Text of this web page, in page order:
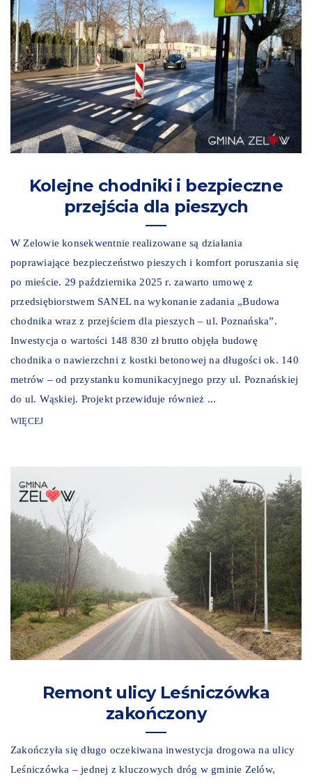
Kolejne chodniki i bezpieczne
przejścia dla pieszych
W Zelowie konsekwentnie realizowane są działania
poprawiające bezpieczeństwo pieszych i komfort poruszania się
po mieście. 29 października 2025 r. zawarto umowę z
przedsiębiorstwem SANEL na wykonanie zadania „Budowa
chodnika wraz z przejściem dla pieszych – ul. Poznańska”.
Inwestycja o wartości 148 830 zł brutto objęła budowę
chodnika o nawierzchni z kostki betonowej na długości ok. 140
metrów – od przystanku komunikacyjnego przy ul. Poznańskiej
do ul. Wąskiej. Projekt przewiduje również ...
WIĘCEJ
Remont ulicy Leśniczówka
zakończony
Zakończyła się długo oczekiwana inwestycja drogowa na ulicy
Leśniczówka – jednej z kluczowych dróg w gminie Zelów,